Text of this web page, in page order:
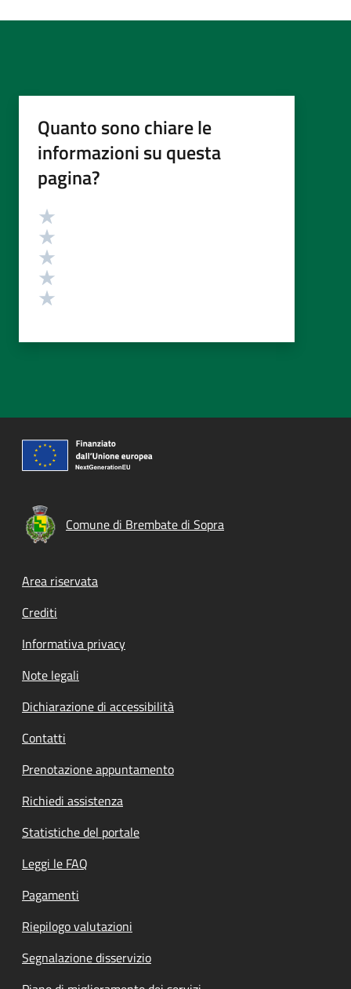
Quanto sono chiare le
informazioni su questa
pagina?
Valutazione
Comune di Brembate di Sopra
Footer menu
Area riservata
Crediti
Informativa privacy
Note legali
Dichiarazione di accessibilità
Contatti
Prenotazione appuntamento
Richiedi assistenza
Statistiche del portale
Leggi le FAQ
Pagamenti
Riepilogo valutazioni
Segnalazione disservizio